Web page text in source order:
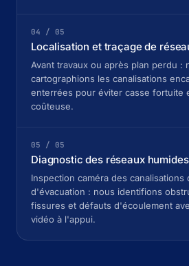
04 / 05
Localisation et traçage de
Avant travaux ou après plan perdu :
cartographions les canalisations
enterrées pour éviter casse fortuite
coûteuse.
05 / 05
Diagnostic des réseaux humides
Inspection caméra des canalisations
d'évacuation : nous identifions
fissures et défauts d'écoulement
vidéo à l'appui.